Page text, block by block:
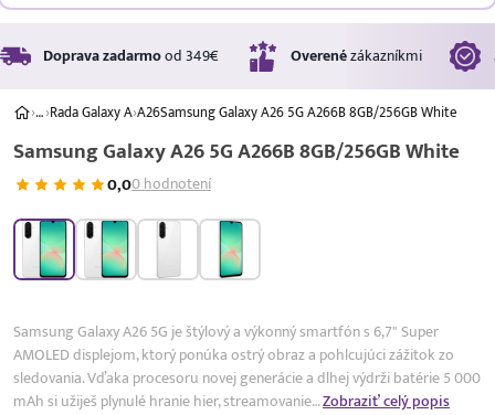
Doprava zadarmood 349€ Overenézákazníkmi
›…›Rada Galaxy A›A26Samsung Galaxy A26 5G A266B 8GB/256GB White
Samsung Galaxy A26 5G A266B 8GB/256GB White
0,00 hodnotení
A A ↑
G
Úrok
17,99 %
Samsung Galaxy A26 5G je štýlový a výkonný smartfón s 6,7" Super
AMOLED displejom, ktorý ponúka ostrý obraz a pohlcujúci zážitok zo
sledovania. Vďaka procesoru novej generácie a dlhej výdrži batérie 5 000
mAh si užiješ plynulé hranie hier, streamovanie…Zobraziť celý popis